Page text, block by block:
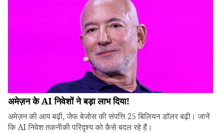
अमेज़न के AI निवेशों ने बड़ा लाभ दिया!
अमेज़न की आय बढ़ी, जेफ बेजोस की संपत्ति 25 बिलियन डॉलर बढ़ी। जानें
कि AI निवेश तकनीकी परिदृश्य को कैसे बदल रहे हैं।